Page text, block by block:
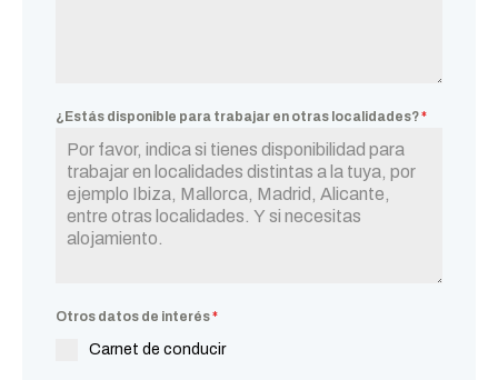
¿Estás disponible para trabajar en otras localidades?*
Otros datos de interés*
Carnet de conducir